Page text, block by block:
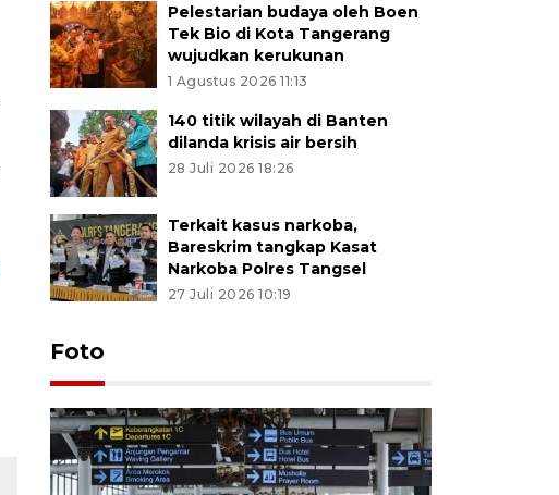
Pelestarian budaya oleh Boen
Tek Bio di Kota Tangerang
wujudkan kerukunan
1 Agustus 2026 11:13
140 titik wilayah di Banten
dilanda krisis air bersih
28 Juli 2026 18:26
Terkait kasus narkoba,
Bareskrim tangkap Kasat
Narkoba Polres Tangsel
27 Juli 2026 10:19
Foto